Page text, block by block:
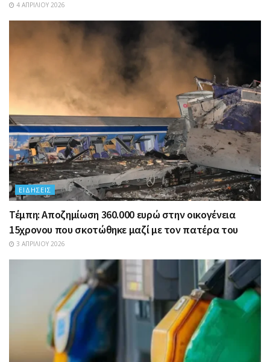
4 ΑΠΡΙΛΊΟΥ 2026
ΕΙΔΉΣΕΙΣ
Τέμπη: Αποζημίωση 360.000 ευρώ στην οικογένεια
15χρονου που σκοτώθηκε μαζί με τον πατέρα του
3 ΑΠΡΙΛΊΟΥ 2026